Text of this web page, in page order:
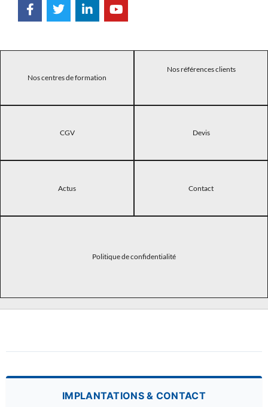
Nos centres de formation
Nos références clients
CGV Devis
Actus Contact
Politique de confidentialité
IMPLANTATIONS & CONTACT